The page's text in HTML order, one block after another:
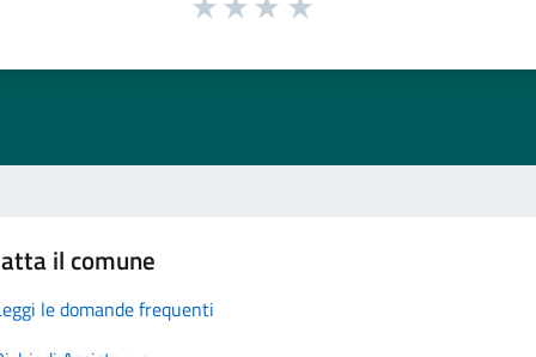
il comune
le domande frequenti